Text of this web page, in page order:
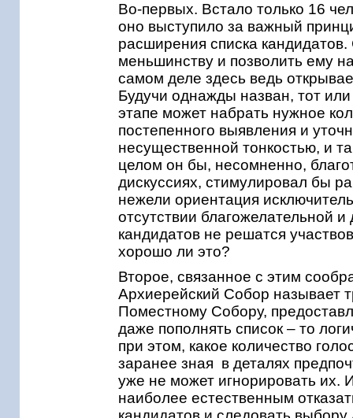
Во-первых. Встало только 16
оно выступило за важный
расширения списка
меньшинству и позволить ему
самом деле здесь ведь
Будучи однажды назван, тот
этапе может набрать нужное
постепенного выявления и
несущественной тонкостью, и
целом он бы, несомненно,
дискуссиях, стимулировал бы
нежели ориентация
отсутствии благожелательной
кандидатов не решатся
хорошо ли это?
Второе, связанное с этим
Архиерейский Собор называет
Поместному Собору,
даже пополнять список – то
при этом, какое количество
заранее зная в деталях
уже не может игнорировать их.
наиболее естественным